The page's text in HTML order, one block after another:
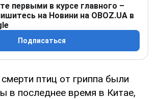
первыми в курсе главного –
на Новини на OBOZ.UA в
Подписаться
птиц от гриппа были
в последнее время в Китае,